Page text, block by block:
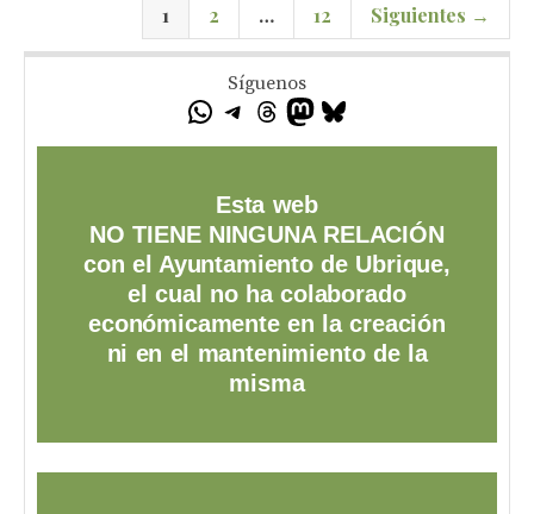
1 2 … 12 Siguientes →
Síguenos
Esta web
NO TIENE NINGUNA RELACIÓN
con el Ayuntamiento de Ubrique,
el cual no ha colaborado
económicamente en la creación
ni en el mantenimiento de la
misma